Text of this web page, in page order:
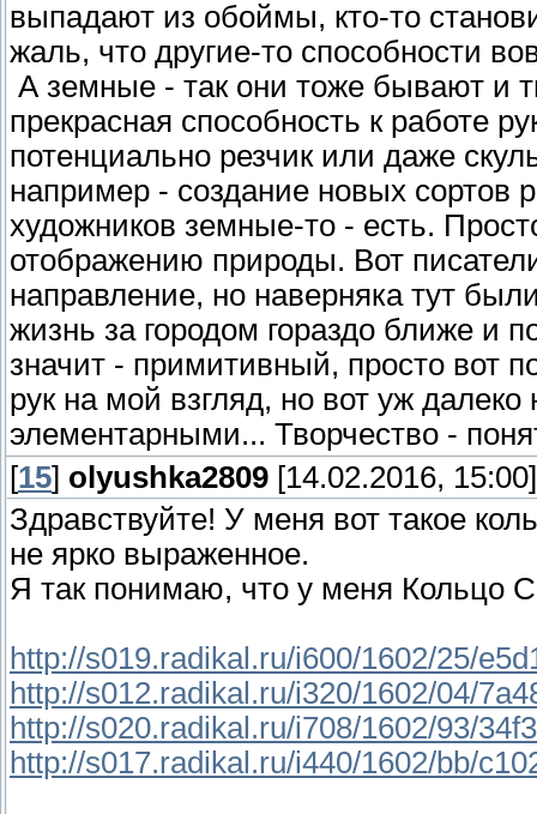
выпадают из обоймы, кто-то
жаль, что другие-то способности
А земные - так они тоже бывают и
прекрасная способность к работе
потенциально резчик или даже
например - создание новых сортов
художников земные-то - есть.
отображению природы. Вот
направление, но наверняка тут
жизнь за городом гораздо ближе и
значит - примитивный, просто вот
рук на мой взгляд, но вот уж
элементарными... Творчество -
[15] olyushka2809 [14.02.2016, 15:00]
Здравствуйте! У меня вот такое
не ярко выраженное.
Я так понимаю, что у меня Кольцо
http://s019.radikal.ru/i600/1602/25/
http://s012.radikal.ru/i320/1602/04/
http://s020.radikal.ru/i708/1602/93/
http://s017.radikal.ru/i440/1602/bb/